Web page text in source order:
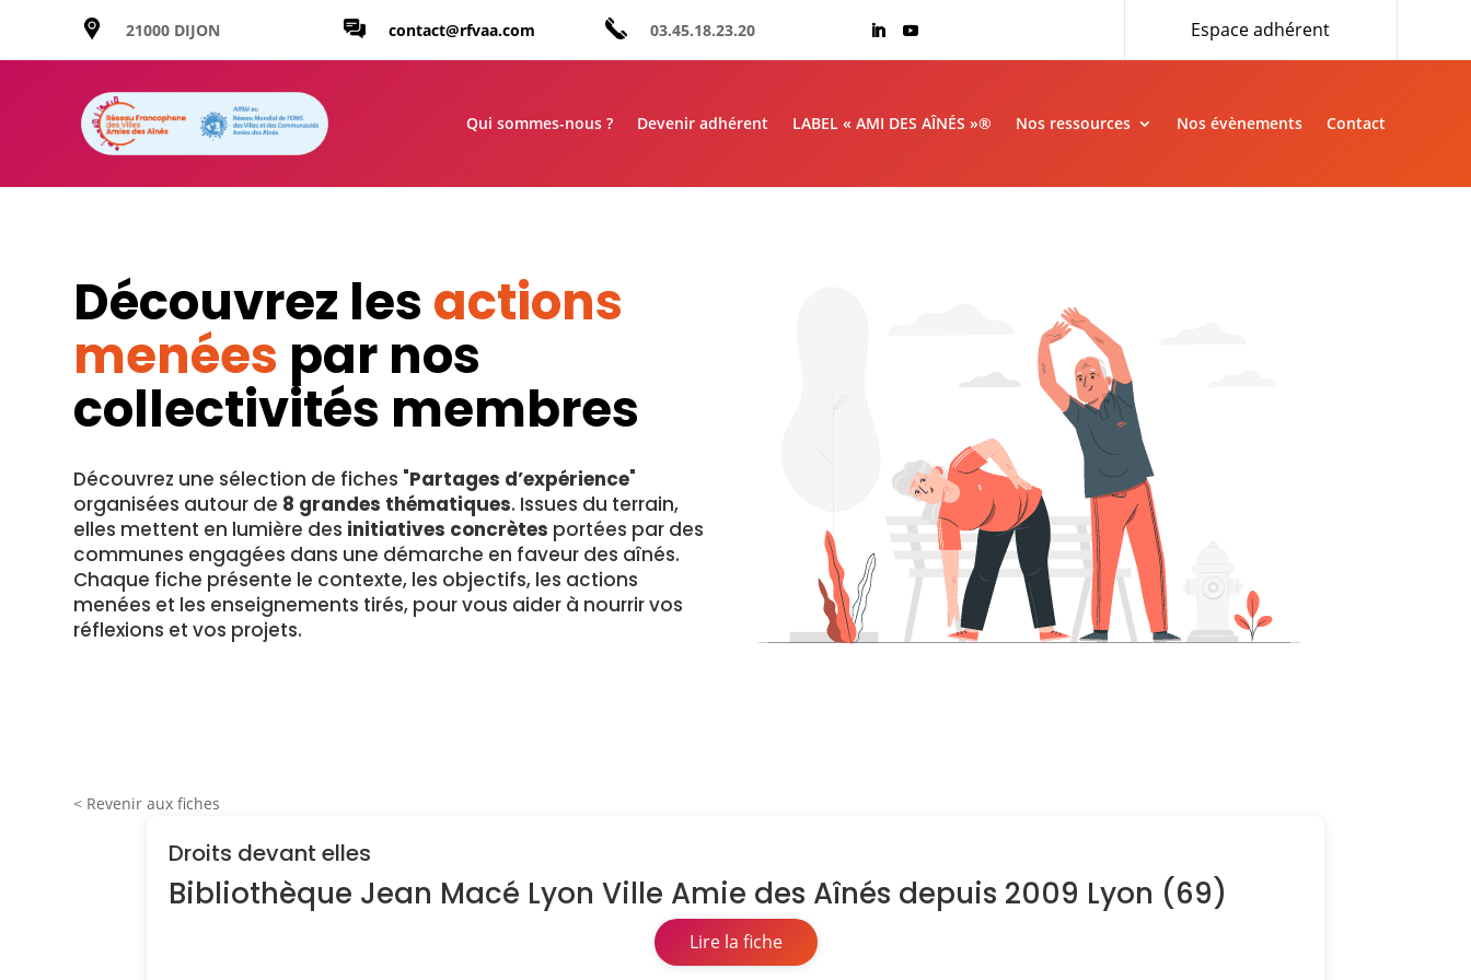
21000 DIJON contact@rfvaa.com 03.45.18.23.20 Espace adhérent
Qui sommes-nous ? Devenir adhérent LABEL « AMI DES AÎNÉS »® Nos ressources Nos évènements Contact
Découvrez les actions
menées par nos
collectivités membres
Découvrez une sélection de fiches "Partages d’expérience"
organisées autour de 8 grandes thématiques. Issues du terrain,
elles mettent en lumière des initiatives concrètes portées par des
communes engagées dans une démarche en faveur des aînés.
Chaque fiche présente le contexte, les objectifs, les actions
menées et les enseignements tirés, pour vous aider à nourrir vos
réflexions et vos projets.
< Revenir aux fiches
Droits devant elles
Bibliothèque Jean Macé Lyon Ville Amie des Aînés depuis 2009 Lyon (69)
Lire la fiche